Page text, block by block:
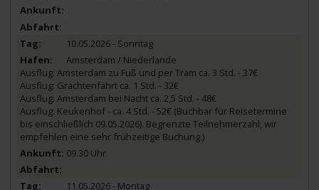
10.05.2026 - Sonntag
Amsterdam / Niederlande
Ausflug: Amsterdam zu Fuß und per Tram ca. 3 Std. - 37€
Ausflug: Grachtenfahrt ca. 1 Std. - 32€
Ausflug: Amsterdam bei Nacht ca. 2,5 Std. - 48€
Ausflug: Keukenhof - ca. 4 Std. - 52€ (Buchbar für Reisetermine
bis einschließlich 09.05.2026). Begrenzte Teilnehmerzahl, wir
empfehlen eine sehr frühzeitige Buchung.)
09.30 Uhr
11.05.2026 - Montag